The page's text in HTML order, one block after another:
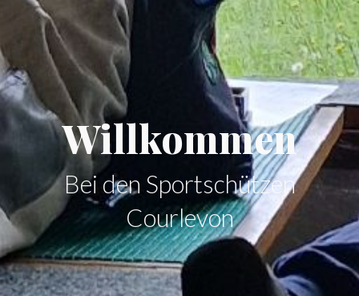
Willkommen
Bei den Sportschützen
Courlevon